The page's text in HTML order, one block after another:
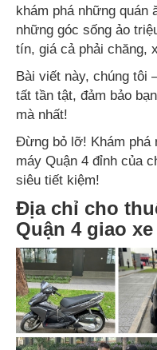
khám phá những quán
những góc sống ảo
tín, giá cả phải chăng,
Bài viết này, chúng tôi
tất tần tật, đảm bảo
mà nhất!
Đừng bỏ lỡ! Khám phá
máy Quận 4 đỉnh của
siêu tiết kiệm!
Địa chỉ cho
Quận 4 giao